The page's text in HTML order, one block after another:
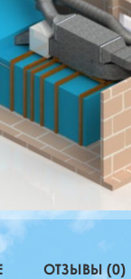
ОТЗЫВЫ (0)